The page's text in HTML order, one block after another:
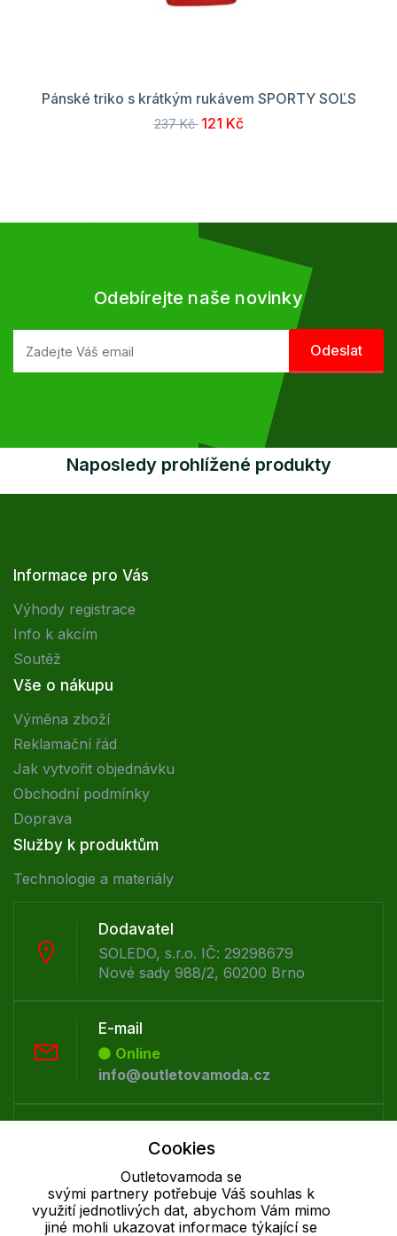
Pánské triko s krátkým rukávem SPORTY SOĽS
237 Kč 121 Kč
Odebírejte naše novinky
Naposledy prohlížené produkty
Informace pro Vás
Výhody registrace
Info k akcím
Soutěž
Vše o nákupu
Výměna zboží
Reklamační řád
Jak vytvořit objednávku
Obchodní podmínky
Doprava
Služby k produktům
Technologie a materiály
Dodavatel
SOLEDO, s.r.o. IČ: 29298679
Nové sady 988/2, 60200 Brno
E-mail
Online
info@outletovamoda.cz
Offline
+420 530 334 926
Cookie - podrobné nastavení| Další informace| Ochrana osobních
Cookies
Outletovamoda se
svými partnery potřebuje Váš souhlas k
využití jednotlivých dat, abychom Vám mimo
jiné mohli ukazovat informace týkající se